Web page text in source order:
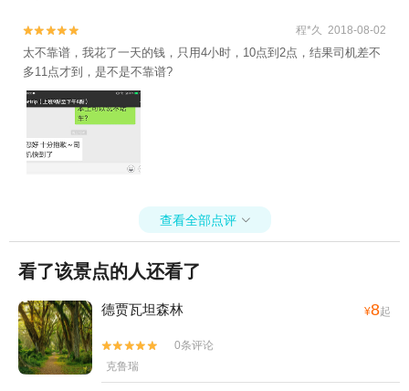

 程*久 2018-08-02
太不靠谱，我花了一天的钱，只用4小时，10点到2点，结果司机差不
多11点才到，是不是不靠谱?
查看全部点评 
看了该景点的人还看了
德贾瓦坦森林 ¥8起


0条评论
克鲁瑞